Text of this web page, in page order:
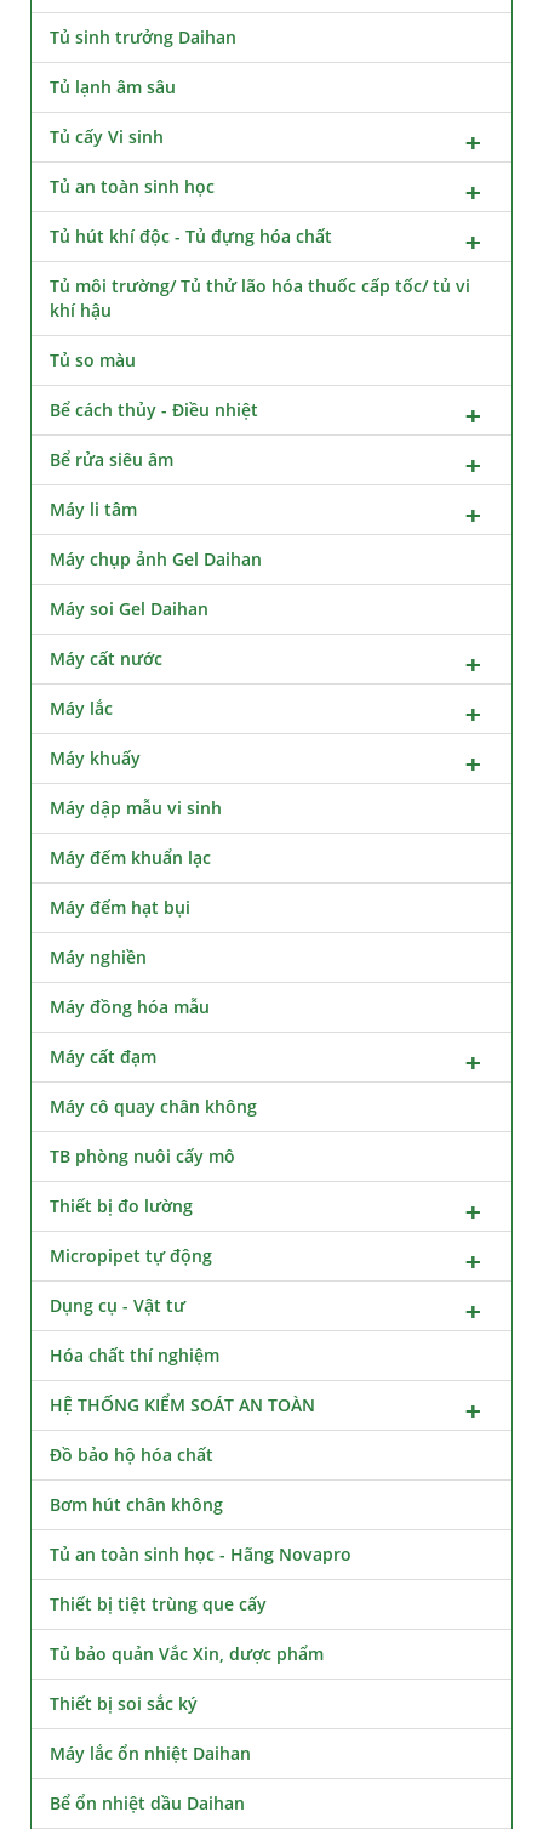
Tủ sinh trưởng Daihan
Tủ lạnh âm sâu
Tủ cấy Vi sinh
Tủ an toàn sinh học
Tủ hút khí độc - Tủ đựng hóa chất
Tủ môi trường/ Tủ thử lão hóa thuốc cấp tốc/ tủ vi
khí hậu
Tủ so màu
Bể cách thủy - Điều nhiệt
Bể rửa siêu âm
Máy li tâm
Máy chụp ảnh Gel Daihan
Máy soi Gel Daihan
Máy cất nước
Máy lắc
Máy khuấy
Máy dập mẫu vi sinh
Máy đếm khuẩn lạc
Máy đếm hạt bụi
Máy nghiền
Máy đồng hóa mẫu
Máy cất đạm
Máy cô quay chân không
TB phòng nuôi cấy mô
Thiết bị đo lường
Micropipet tự động
Dụng cụ - Vật tư
Hóa chất thí nghiệm
HỆ THỐNG KIỂM SOÁT AN TOÀN
Đồ bảo hộ hóa chất
Bơm hút chân không
Tủ an toàn sinh học - Hãng Novapro
Thiết bị tiệt trùng que cấy
Tủ bảo quản Vắc Xin, dược phẩm
Thiết bị soi sắc ký
Máy lắc ổn nhiệt Daihan
Bể ổn nhiệt dầu Daihan